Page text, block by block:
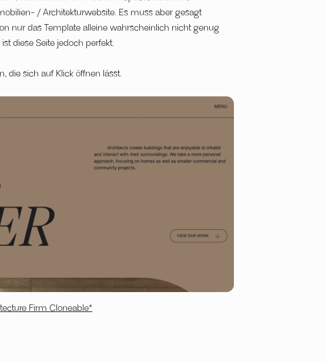
/ Architekturwebsite. Es muss aber gesagt
nur das Template alleine wahrscheinlich nicht genug
diese Seite jedoch perfekt.
die sich auf Klick öffnen lässt.
Firm Cloneable*